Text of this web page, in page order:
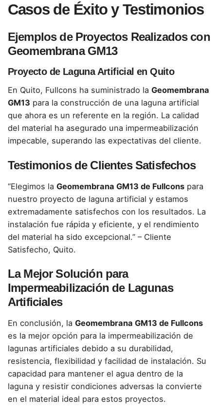
Casos de Éxito y Testimonios
Ejemplos de Proyectos Realizados con
Geomembrana GM13
Proyecto de Laguna Artificial en Quito
En Quito, Fullcons ha suministrado la Geomembrana
GM13 para la construcción de una laguna artificial
que ahora es un referente en la región. La calidad
del material ha asegurado una impermeabilización
impecable, superando las expectativas del cliente.
Testimonios de Clientes Satisfechos
“Elegimos la Geomembrana GM13 de Fullcons para
nuestro proyecto de laguna artificial y estamos
extremadamente satisfechos con los resultados. La
instalación fue rápida y eficiente, y el rendimiento
del material ha sido excepcional.” – Cliente
Satisfecho, Quito.
La Mejor Solución para
Impermeabilización de Lagunas
Artificiales
En conclusión, la Geomembrana GM13 de Fullcons
es la mejor opción para la impermeabilización de
lagunas artificiales debido a su durabilidad,
resistencia, flexibilidad y facilidad de instalación. Su
capacidad para mantener el agua dentro de la
laguna y resistir condiciones adversas la convierte
en el material ideal para estos proyectos.